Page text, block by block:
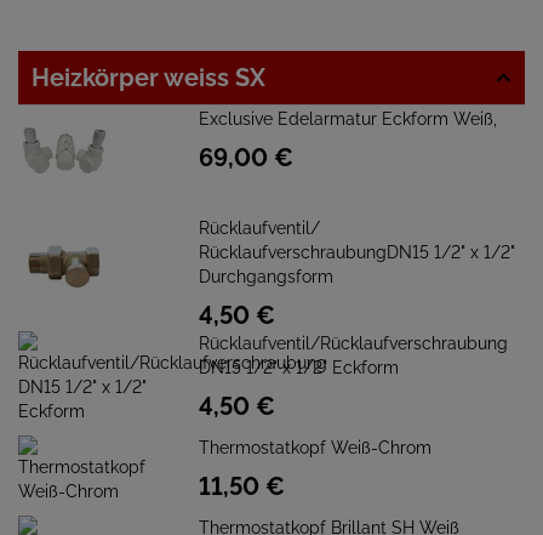
Heizkörper weiss SX
Exclusive Edelarmatur Eckform Weiß,
69,00 €
Rücklaufventil/
RücklaufverschraubungDN15 1/2" x 1/2"
Durchgangsform
4,50 €
Rücklaufventil/Rücklaufverschraubung
DN15 1/2" x 1/2" Eckform
4,50 €
Thermostatkopf Weiß-Chrom
11,50 €
Thermostatkopf Brillant SH Weiß